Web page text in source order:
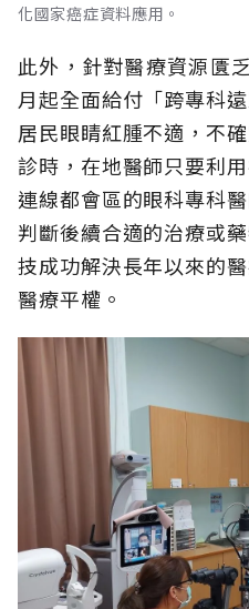
化國家癌症資料應用。
此外，針對醫療資源匱
月起全面給付「跨專科
居民眼睛紅腫不適，不
診時，在地醫師只要利
連線都會區的眼科專科
判斷後續合適的治療或
技成功解決長年以來的
醫療平權。